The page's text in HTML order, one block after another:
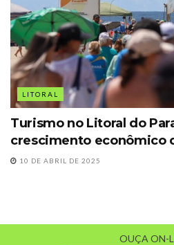
LITORAL
Turismo no Litoral do
crescimento econômico
10 DE ABRIL DE 2025
OUÇA ON-